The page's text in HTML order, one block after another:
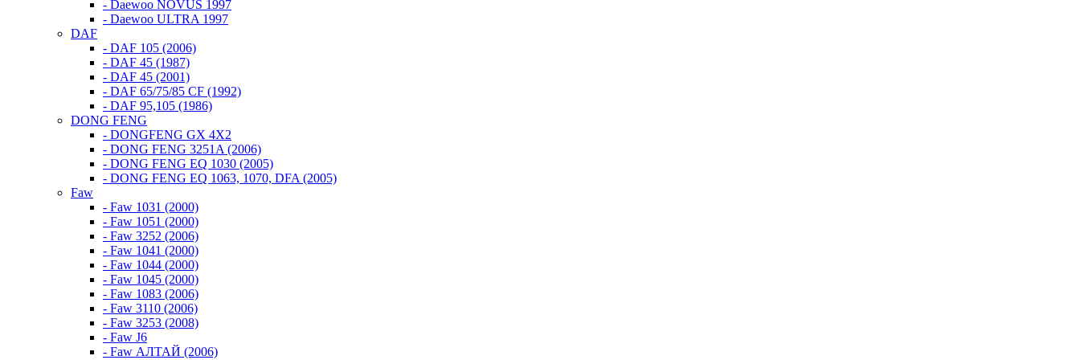
- Daewoo NOVUS 1997
- Daewoo ULTRA 1997
DAF
- DAF 105 (2006)
- DAF 45 (1987)
- DAF 45 (2001)
- DAF 65/75/85 CF (1992)
- DAF 95,105 (1986)
DONG FENG
- DONGFENG GX 4X2
- DONG FENG 3251A (2006)
- DONG FENG EQ 1030 (2005)
- DONG FENG EQ 1063, 1070, DFA (2005)
Faw
- Faw 1031 (2000)
- Faw 1051 (2000)
- Faw 3252 (2006)
- Faw 1041 (2000)
- Faw 1044 (2000)
- Faw 1045 (2000)
- Faw 1083 (2006)
- Faw 3110 (2006)
- Faw 3253 (2008)
- Faw J6
- Faw АЛТАЙ (2006)